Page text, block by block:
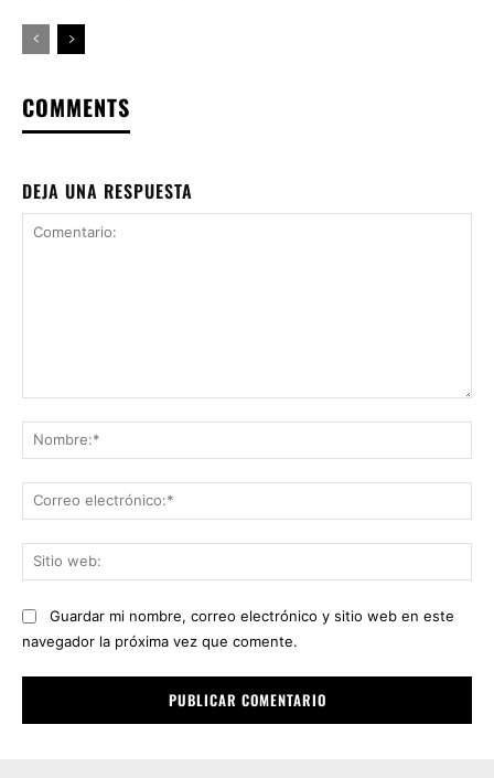
COMMENTS
DEJA UNA RESPUESTA
Guardar mi nombre, correo electrónico y sitio web en este
navegador la próxima vez que comente.